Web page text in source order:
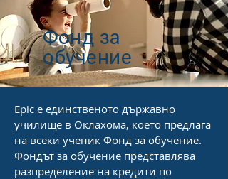
Фонд за
обучение
Epic е единственото държавно
училище в Оклахома, което предлага
на всеки ученик Фонд за обучение.
Фондът за обучение представлява
разпределение на кредити по